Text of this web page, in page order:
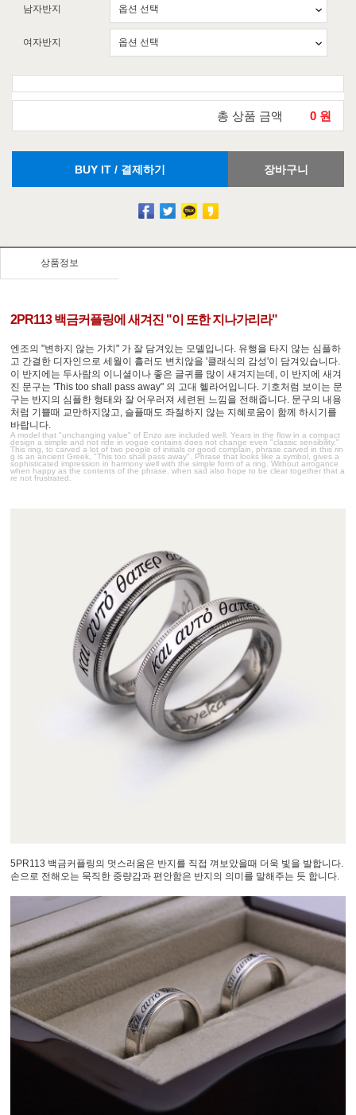
남자반지
여자반지
총 상품 금액 0 원
BUY IT / 결제하기 장바구니
상품정보
2PR113 백금커플링에 새겨진 "이 또한 지나가리라"
엔조의 "변하지 않는 가치" 가 잘 담겨있는 모델입니다. 유행을 타지 않는 심플하
고 간결한 디자인으로 세월이 흘러도 변치않을 '클래식의 감성'이 담겨있습니다.
이 반지에는 두사람의 이니셜이나 좋은 글귀를 많이 새겨지는데, 이 반지에 새겨
진 문구는 'This too shall pass away" 의 고대 헬라어입니다. 기호처럼 보이는 문
구는 반지의 심플한 형태와 잘 어우러져 세련된 느낌을 전해줍니다. 문구의 내용
처럼 기쁠때 교만하지않고, 슬플때도 좌절하지 않는 지혜로움이 함께 하시기를
바랍니다.
A model that "unchanging value" of Enzo are included well. Years in the flow in a compact
design a simple and not ride in vogue contains does not change even "classic sensibility."
This ring, to carved a lot of two people of initials or good complain, phrase carved in this rin
g is an ancient Greek, "This too shall pass away". Phrase that looks like a symbol, gives a
sophisticated impression in harmony well with the simple form of a ring. Without arrogance
when happy as the contents of the phrase, when sad also hope to be clear together that a
re not frustrated.
5PR113 백금커플링의 멋스러움은 반지를 직접 껴보았을때 더욱 빛을 발합니다.
손으로 전해오는 묵직한 중량감과 편안함은 반지의 의미를 말해주는 듯 합니다.